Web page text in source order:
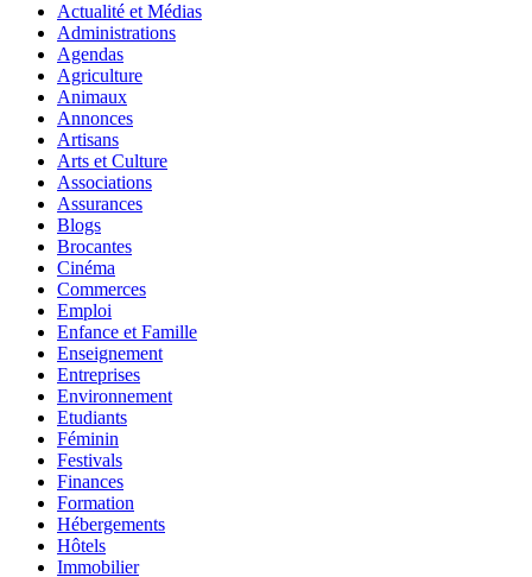
Actualité et Médias
Administrations
Agendas
Agriculture
Animaux
Annonces
Artisans
Arts et Culture
Associations
Assurances
Blogs
Brocantes
Cinéma
Commerces
Emploi
Enfance et Famille
Enseignement
Entreprises
Environnement
Etudiants
Féminin
Festivals
Finances
Formation
Hébergements
Hôtels
Immobilier